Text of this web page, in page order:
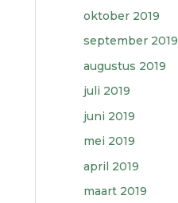
oktober 2019
september 2019
augustus 2019
juli 2019
juni 2019
mei 2019
april 2019
maart 2019